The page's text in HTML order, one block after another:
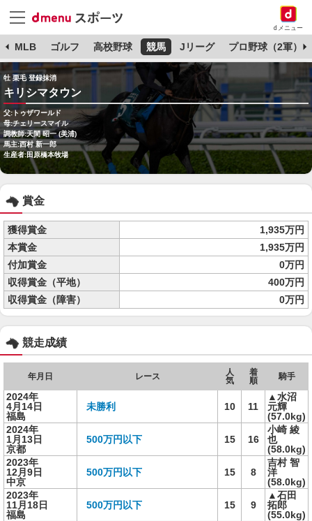
dメニュー
MLB ゴルフ 高校野球 競馬 Jリーグ プロ野球（2軍）
牡 栗毛 登録抹消
キリシマタウン
父:トゥザワールド
母:チェリースマイル
調教師:天間 昭一 (美浦)
馬主:西村 新一郎
生産者:田原橋本牧場
賞金
獲得賞金
1,935万円
本賞金
1,935万円
付加賞金
0万円
収得賞金（平地）
400万円
収得賞金（障害）
0万円
競走成績
年月日 レース
人
気
着
順
騎手
2024年
4月14日
福島
未勝利 10 11
▲水沼
元輝
(57.0kg)
2024年
1月13日
京都
500万円以下 15 16
小崎 綾
也
(58.0kg)
2023年
12月9日
中京
500万円以下 15 8
吉村 智
洋
(58.0kg)
2023年
11月18日
福島
500万円以下 15 9
▲石田
拓郎
(55.0kg)